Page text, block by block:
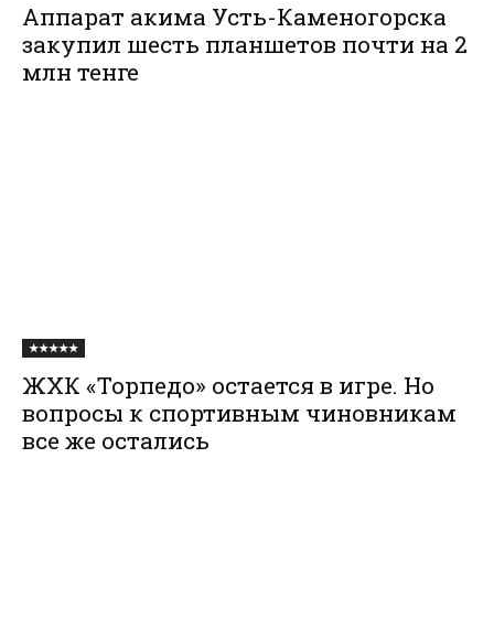
Аппарат акима Усть-Каменогорска
закупил шесть планшетов почти на 2
млн тенге
★★★★★
ЖХК «Торпедо» остается в игре. Но
вопросы к спортивным чиновникам
все же остались